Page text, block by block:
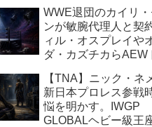
WWE退団のカイリ・
ンが敏腕代理人と契
ィル・オスプレイや
ダ・カズチカらAEW
【TNA】ニック・ネ
新日本プロレス参戦
悩を明かす。IWGP
GLOBALヘビー級王